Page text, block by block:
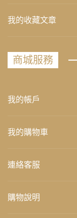
我的收藏文章
商城服務
我的帳戶
我的購物車
連絡客服
購物說明